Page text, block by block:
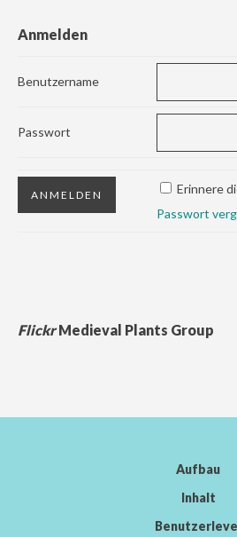
Anmelden
Benutzername
Passwort
Erinnere
Passwort
FlickrMedieval Plants Group
Aufbau
Inhalt